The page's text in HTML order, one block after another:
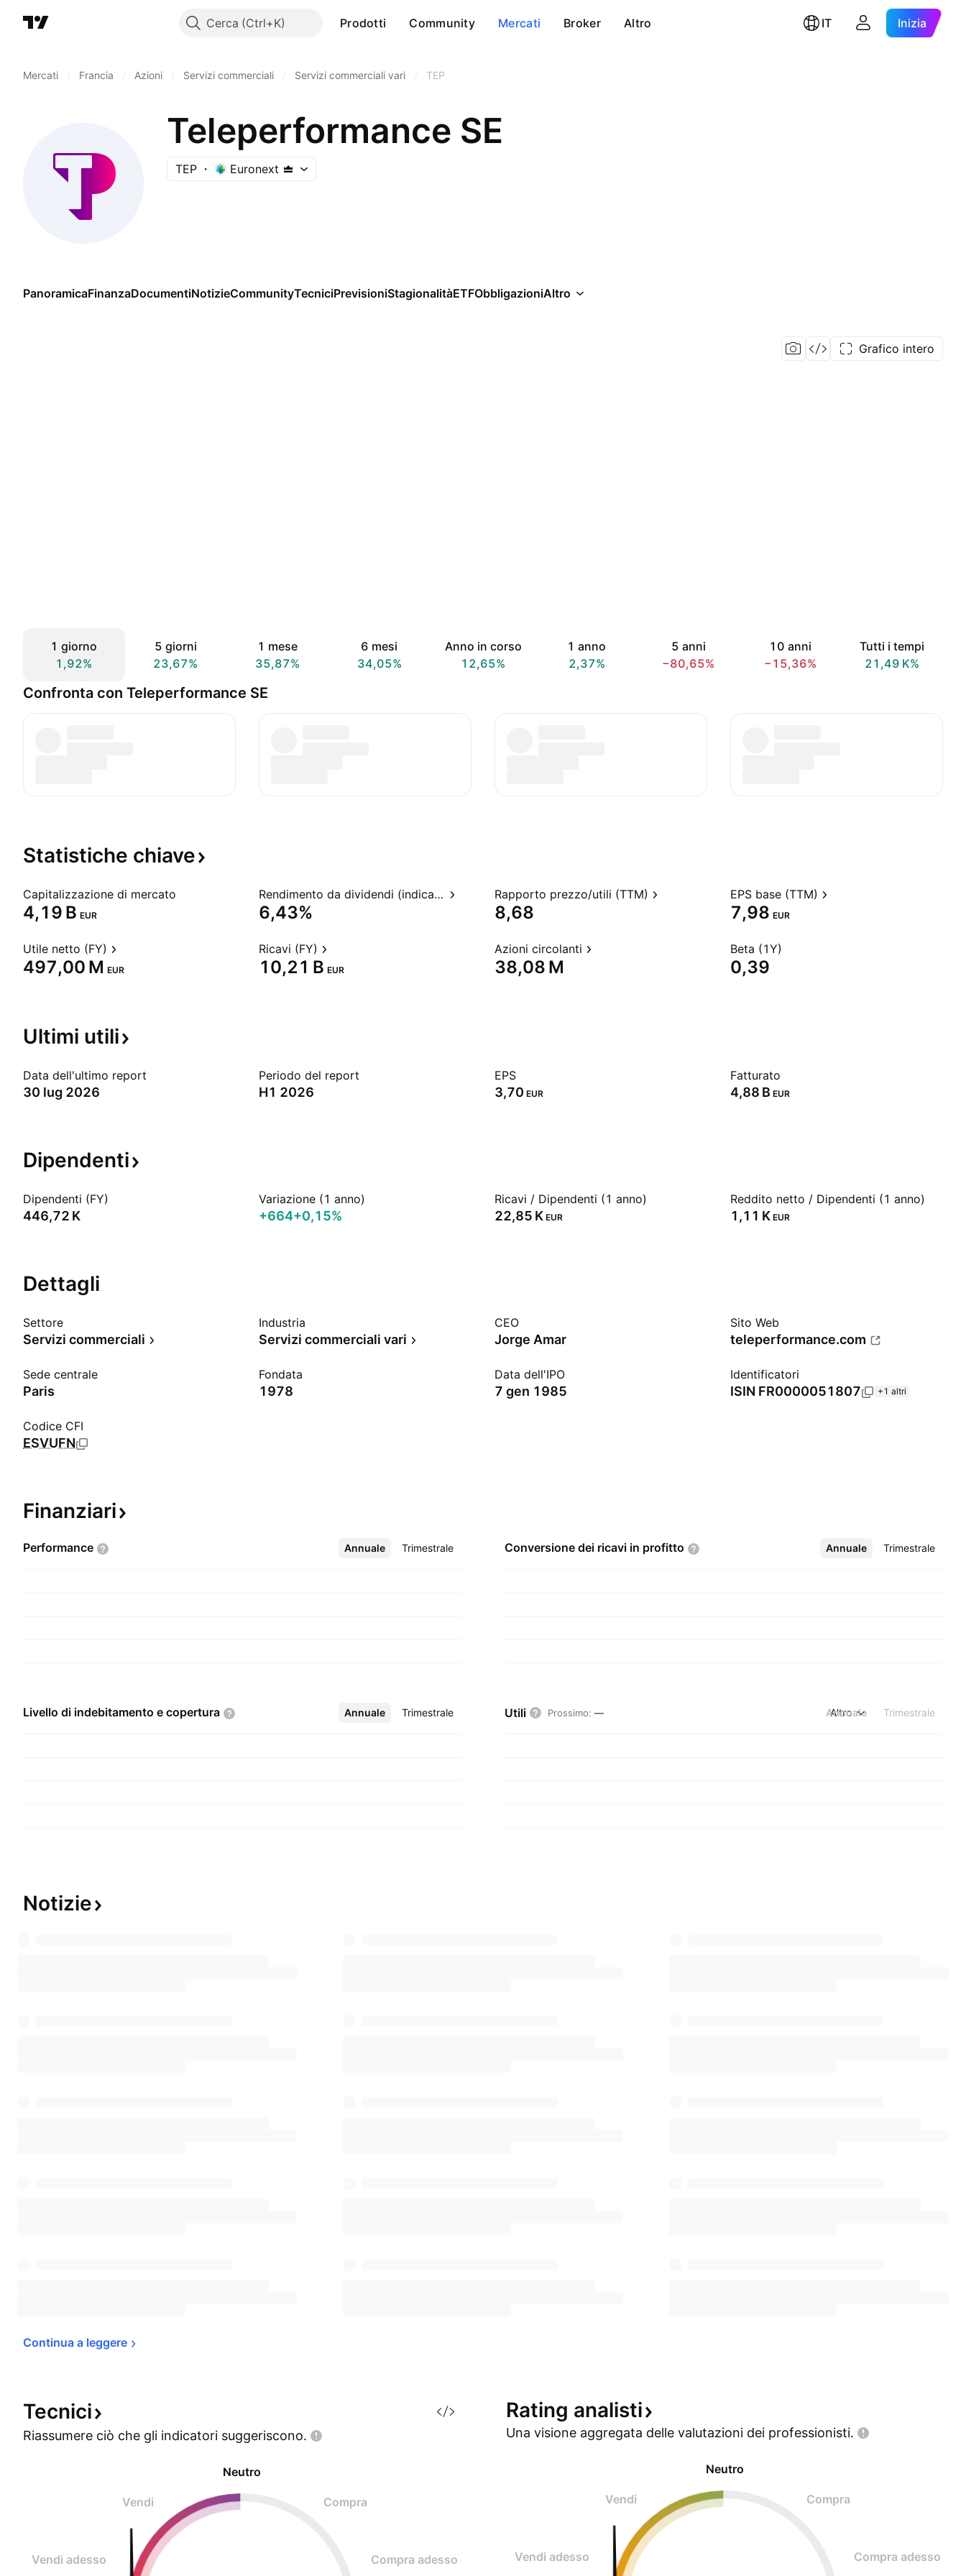
Cerca Prodotti Community Mercati Broker Altro IT Inizia
Mercati Francia Azioni Servizi commerciali Servizi commerciali vari TEP
Teleperformance SE
TEP Euronext
PanoramicaFinanzaDocumentiNotizieCommunityTecniciPrevisioniStagionalitàETFObbligazioniAltro
Grafico intero
1 giorno
1,92%
5 giorni
23,67%
1 mese
35,87%
6 mesi
34,05%
Anno in corso
12,65%
1 anno
2,37%
5 anni
−80,65%
10 anni
−15,36%
Tutti i tempi
‪21,49 K‬%
Confronta con Teleperformance SE
Statistiche chiave
Capitalizzazione di mercato
‪4,19 B‬ EUR
Rendimento da dividendi (indicato)
6,43%
Rapporto prezzo/utili (TTM)
8,68
EPS base (TTM)
7,98 EUR
Utile netto (FY)
‪497,00 M‬ EUR
Ricavi (FY)
‪10,21 B‬ EUR
Azioni circolanti
‪38,08 M‬
Beta (1Y)
0,39
Ultimi utili
Data dell'ultimo report
30 lug 2026
Periodo del report
H1 2026
EPS
3,70 EUR
Fatturato
‪4,88 B‬ EUR
Dipendenti
Dipendenti (FY)
‪446,72 K‬
Variazione (1 anno)
+664+0,15%
Ricavi / Dipendenti (1 anno)
‪22,85 K‬ EUR
Reddito netto / Dipendenti (1 anno)
‪1,11 K‬ EUR
Dettagli
Settore
Servizi commerciali
Industria
Servizi commerciali vari
CEO
Jorge Amar
Sito Web
teleperformance.com
Sede centrale
Paris
Fondata
1978
Data dell'IPO
7 gen 1985
Identificatori
ISIN FR0000051807 +1 altri
Codice CFI
ESVUFN
Finanziari
Performance Annuale Trimestrale
Altro Conversione dei ricavi in profitto Annuale Trimestrale
Altro
Livello di indebitamento e copertura Annuale Trimestrale
Altro Utili Prossimo: — Annuale Trimestrale
Altro
Notizie
Continua a leggere
Tecnici
Riassumere ciò che gli indicatori suggeriscono.
Neutro
Vendi Compra
Vendi adesso Compra adesso
Rating analisti
Una visione aggregata delle valutazioni dei professionisti.
Neutro
Vendi Compra
Vendi adesso Compra adesso